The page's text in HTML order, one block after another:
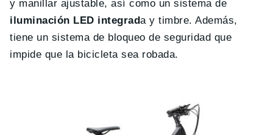
y manillar ajustable, así como un sistema de
iluminación LED integrada y timbre. Además,
tiene un sistema de bloqueo de seguridad que
impide que la bicicleta sea robada.